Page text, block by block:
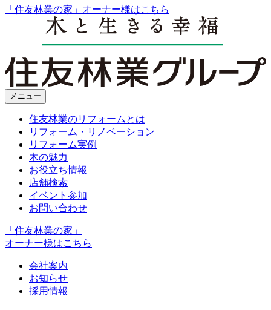
「住友林業の家」オーナー様はこちら
メニュー
住友林業のリフォームとは
リフォーム・リノベーション
リフォーム実例
木の魅力
お役立ち情報
店舗検索
イベント参加
お問い合わせ
「住友林業の家」
オーナー様はこちら
会社案内
お知らせ
採用情報